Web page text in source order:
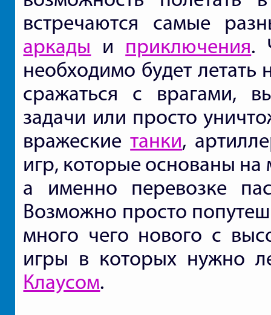
встречаются самые
аркады и приключения.
необходимо будет
сражаться с врагами,
задачи или просто
вражескиетанки,
игр, которые основаны
а именно перевозке
Возможно просто
много чего нового с
игры в которых нужно
Клаусом.